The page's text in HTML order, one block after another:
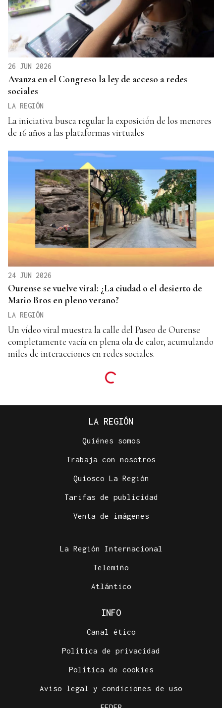
26 JUN 2026
Avanza en el Congreso la ley de acceso a redes
sociales
LA REGIÓN
La iniciativa busca regular la exposición de los menores
de 16 años a las plataformas virtuales
24 JUN 2026
Ourense se vuelve viral: ¿La ciudad o el desierto de
Mario Bros en pleno verano?
LA REGIÓN
Un vídeo viral muestra la calle del Paseo de Ourense
completamente vacía en plena ola de calor, acumulando
miles de interacciones en redes sociales.
LA REGIÓN
Quiénes somos
Trabaja con nosotros
Quiosco La Región
Tarifas de publicidad
Venta de imágenes
La Región Internacional
Telemiño
Atlántico
INFO
Canal ético
Política de privacidad
Política de cookies
Aviso legal y condiciones de uso